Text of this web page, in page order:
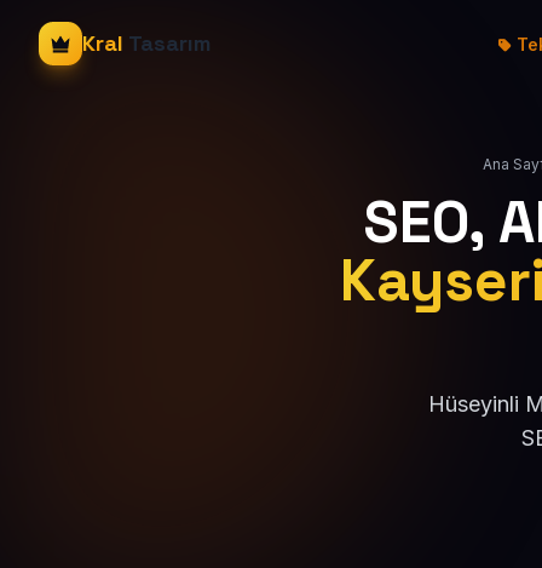
Kral Tasarım
Ana
SEO,
Hüseyinli